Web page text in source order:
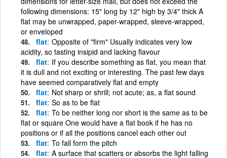
following dimensions: 15" long by 12" high by 3/4" thick A
flat may be unwrapped, paper-wrapped, sleeve-wrapped,
or enveloped
flat Opposite of "firm" Usually indicates very low
acidity, so tasting insipid and lacking flavour
flat If you describe something as flat, you mean that
it is dull and not exciting or interesting. The past few days
have seemed comparatively flat and empty
flat Not sharp or shrill; not acute; as, a flat sound
flat So as to be flat
flat To be neither long nor short is the same as to be
flat or square One would have a flat book if he has no
positions or if all the positions cancel each other out
flat To fall form the pitch
flat A surface that scatters or absorbs the light falling